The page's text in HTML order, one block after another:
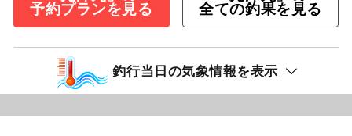
予約プランを見る
全ての釣果を見る
釣行当日の気象情報を表示